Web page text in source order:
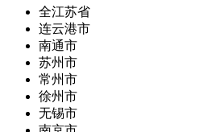
全江苏省
连云港市
南通市
苏州市
常州市
徐州市
无锡市